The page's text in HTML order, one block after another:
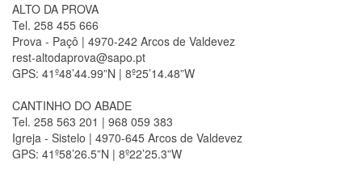
ALTO DA PROVA
Tel. 258 455 666
Prova - Paçô | 4970-242 Arcos de Valdevez
rest-altodaprova@sapo.pt
GPS: 41º48’44.99”N | 8º25’14.48”W
CANTINHO DO ABADE
Tel. 258 563 201 | 968 059 383
Igreja - Sistelo | 4970-645 Arcos de Valdevez
GPS: 41º58’26.5”N | 8º22’25.3”W